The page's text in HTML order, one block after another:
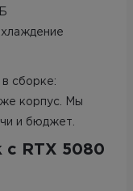
сборке:
корпус. Мы
и бюджет.
с RTX 5080